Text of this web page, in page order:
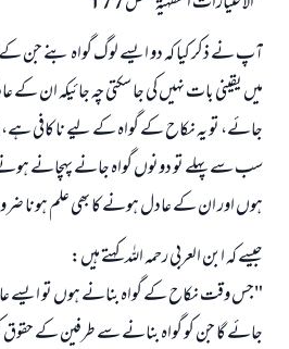
آپ نے ذکر کیا کہ دو ایسے لوگ گواہ بنے
میں یقینی بات نہیں کی جا سکتی چہ جائیکہ ان
جائے، تو یہ نکاح کے گواہ کے لیے نا کافی
سب سے پہلے تو دونوں گواہ جانے پہچانے
ہوں اور ان کے عادل ہونے کا بھی علم ہونا
جیسے کہ ابن العربی رحمہ اللہ کہتے ہیں:
"جس وقت نکاح کے گواہ بنانے ہوں تو ایسے عادل
جائے گا جن کو گواہ بنانے سے طرفین کے